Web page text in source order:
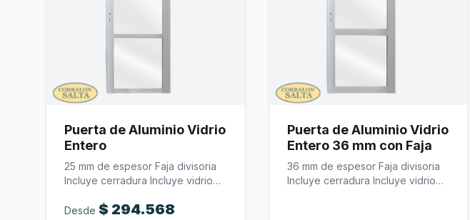
Puerta de Aluminio Vidrio
Entero
25 mm de espesor Faja divisoria
Incluye cerradura Incluye vidrio…
Desde $ 294.568
Puerta de Aluminio Vidrio
Entero 36 mm con Faja
36 mm de espesor Faja divisoria
Incluye cerradura Incluye vidrio…